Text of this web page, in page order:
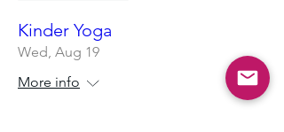
Kinder Yoga
Wed, Aug 19
More info